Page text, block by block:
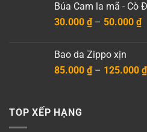
15.000 ₫.là:
Búa Cam la mã - Cò
30.000 ₫ – 50.000 ₫
Bao da Zippo xịn
85.000 ₫ – 125.000 ₫
TOP XẾP HẠNG